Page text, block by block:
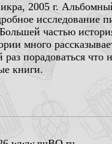
2005 г.
исследование
частью
много
порадоваться что
книги.